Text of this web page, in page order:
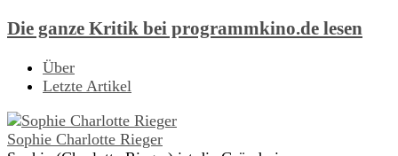
Die ganze Kritik bei programmkino.de lesen
Über
Letzte Artikel
Sophie Charlotte Rieger